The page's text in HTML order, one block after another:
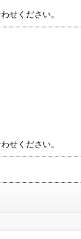
せください。
せください。